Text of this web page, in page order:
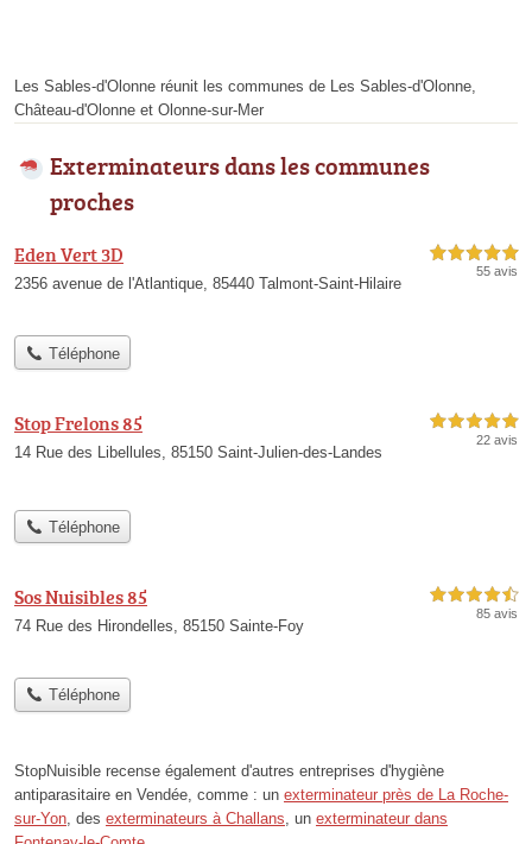
Les Sables-d'Olonne réunit les communes de Les Sables-d'Olonne,
Château-d'Olonne et Olonne-sur-Mer
Exterminateurs dans les communes
proches
Eden Vert 3D
2356 avenue de l'Atlantique, 85440 Talmont-Saint-Hilaire
5,0 étoiles sur 5
55 avis
Téléphone
Stop Frelons 85
14 Rue des Libellules, 85150 Saint-Julien-des-Landes
5,0 étoiles sur 5
22 avis
Téléphone
Sos Nuisibles 85
74 Rue des Hirondelles, 85150 Sainte-Foy
4,5 étoiles sur 5
85 avis
Téléphone
StopNuisible recense également d'autres entreprises d'hygiène
antiparasitaire en Vendée, comme : un exterminateur près de La Roche-
sur-Yon , des exterminateurs à Challans , un exterminateur dans